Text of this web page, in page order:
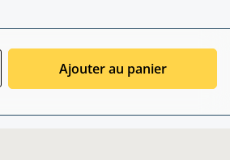
Ajouter au panier